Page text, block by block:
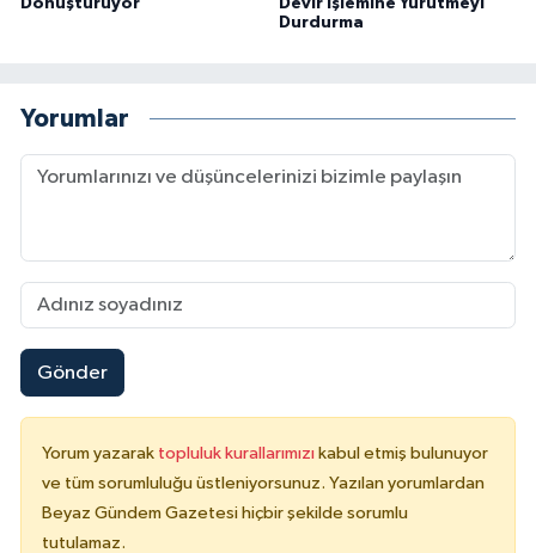
Dönüştürüyor
Devir İşlemine Yürütmeyi
Durdurma
Yorumlar
Gönder
Yorum yazarak topluluk kurallarımızı kabul etmiş bulunuyor
ve tüm sorumluluğu üstleniyorsunuz. Yazılan yorumlardan
Beyaz Gündem Gazetesi hiçbir şekilde sorumlu
tutulamaz.